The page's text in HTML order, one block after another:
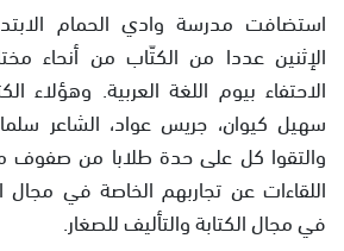
استضافت مدرسة وادي الحمام
الإثنين عددا من الكتّاب من أنحاء
الاحتفاء بيوم اللغة العربية. وهؤلاء
سهيل كيوان، جريس عواد، الشاعر
والتقوا كل على حدة طلابا من صفوف
اللقاءات عن تجاربهم الخاصة في مجال
في مجال الكتابة والتأليف للصغار.